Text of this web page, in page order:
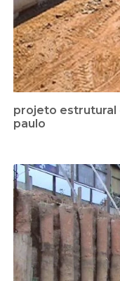
projeto estrutural
paulo